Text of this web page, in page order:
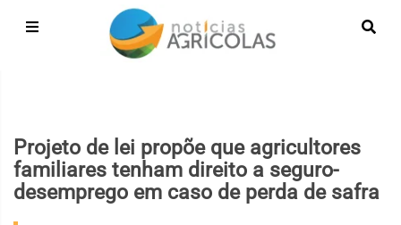
Projeto de lei propõe que agricultores
familiares tenham direito a seguro-
desemprego em caso de perda de safra